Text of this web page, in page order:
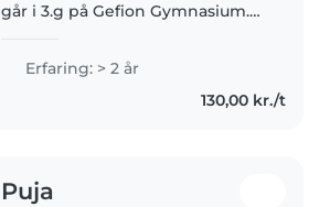
går i 3.g på Gefion Gymnasium.
børn og har flere niecer som jeg
ofte passer og leger med.
Derudover arbejder jeg som..
Erfaring: > 2 år
130,00 kr./t
Puja